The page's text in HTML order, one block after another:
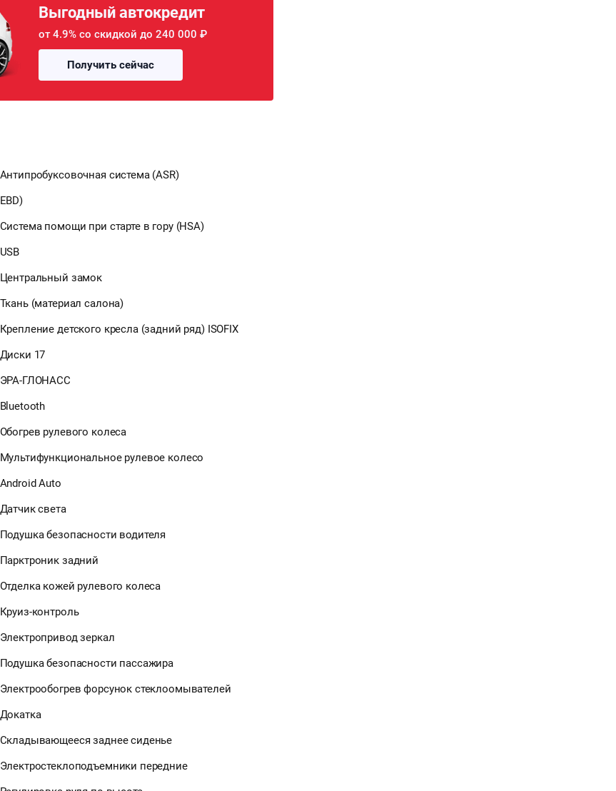
Выгодный автокредит
от 4.9% со скидкой до 240 000 ₽
Получить сейчас
Антипробуксовочная система (ASR)
EBD)
Система помощи при старте в гору (HSA)
USB
Центральный замок
Ткань (материал салона)
Крепление детского кресла (задний ряд) ISOFIX
Диски 17
ЭРА-ГЛОНАСС
Bluetooth
Обогрев рулевого колеса
Мультифункциональное рулевое колесо
Android Auto
Датчик света
Подушка безопасности водителя
Парктроник задний
Отделка кожей рулевого колеса
Круиз-контроль
Электропривод зеркал
Подушка безопасности пассажира
Электрообогрев форсунок стеклоомывателей
Докатка
Складывающееся заднее сиденье
Электростеклоподъемники передние